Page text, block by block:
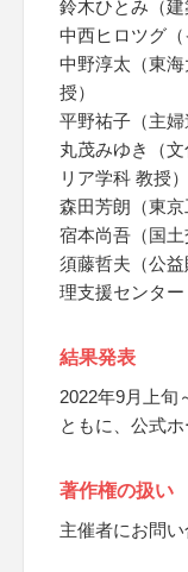
鈴木ひとみ（建
中西ヒロツグ（
中野淳太（東
授）
平野祐子（主婦
丸茂みゆき（
リア学科 教授）
森田芳朗（東京
宿本尚吾（国土
須藤哲夫（公
理支援センター
結果発表
2022年9月上旬
ともに、公式
著作権の扱い
主催者にお問